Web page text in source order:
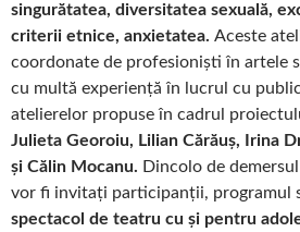
singurătatea, diversitatea sexuală,
criterii etnice, anxietatea. Aceste
coordonate de profesioniști în artele
cu multă experiență în lucrul cu
atelierelor propuse în cadrul
Julieta Georoiu, Lilian Cărăuș, Irina
și Călin Mocanu. Dincolo de
vor fi invitați participanții, programul
spectacol de teatru cu și pentru